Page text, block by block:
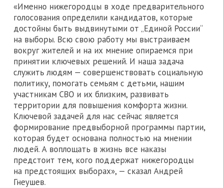
«Именно нижегородцы в ходе предварительного
голосования определили кандидатов, которые
достойны быть выдвинутыми от „Единой России“
на выборы. Всю свою работу мы выстраиваем
вокруг жителей и на их мнение опираемся при
принятии ключевых решений. И наша задача
служить людям — совершенствовать социальную
политику, помогать семьям с детьми, нашим
участникам СВО и их близким, развивать
территории для повышения комфорта жизни.
Ключевой задачей для нас сейчас является
формирование предвыборной программы партии,
которая будет основана полностью на мнении
людей. А воплощать в жизнь все наказы
предстоит тем, кого поддержат нижегородцы
на предстоящих выборах», — сказал Андрей
Гнеушев.